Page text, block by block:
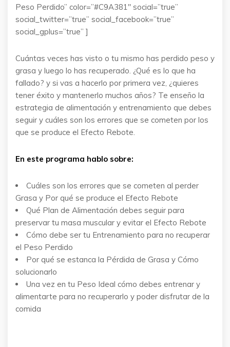
Peso Perdido” color=”#C9A381″ social=”true”
social_twitter=”true” social_facebook=”true”
social_gplus=”true” ]
Cuántas veces has visto o tu mismo has perdido peso y
grasa y luego lo has recuperado. ¿Qué es lo que ha
fallado? y si vas a hacerlo por primera vez, ¿quieres
tener éxito y mantenerlo muchos años? Te enseño la
estrategia de alimentación y entrenamiento que debes
seguir y cuáles son los errores que se cometen por los
que se produce el Efecto Rebote.
En este programa hablo sobre:
Cuáles son los errores que se cometen al perder
Grasa y Por qué se produce el Efecto Rebote
Qué Plan de Alimentación debes seguir para
preservar tu masa muscular y evitar el Efecto Rebote
Cómo debe ser tu Entrenamiento para no recuperar
el Peso Perdido
Por qué se estanca la Pérdida de Grasa y Cómo
solucionarlo
Una vez en tu Peso Ideal cómo debes entrenar y
alimentarte para no recuperarlo y poder disfrutar de la
comida